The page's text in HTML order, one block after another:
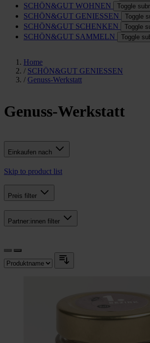
SCHÖN&GUT WOHNEN Toggle
SCHÖN&GUT GENIESSEN Toggle
SCHÖN&GUT SCHENKEN Toggle
SCHÖN&GUT SAMMELN Toggle
Home
/ SCHÖN&GUT GENIESSEN
/ Genuss-Werkstatt
Genuss-Werkstatt
Einkaufen nach
Skip to product list
Preis filter
Partner:innen filter